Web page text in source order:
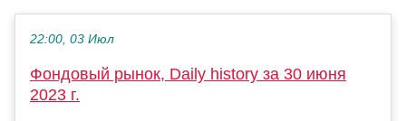
22:00, 03 Июл
Фондовый рынок, Daily history за 30 июня
2023 г.